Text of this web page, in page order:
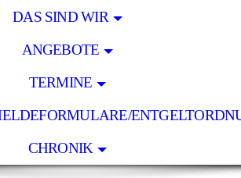
DAS SIND WIR
ANGEBOTE
TERMINE
CHRONIK